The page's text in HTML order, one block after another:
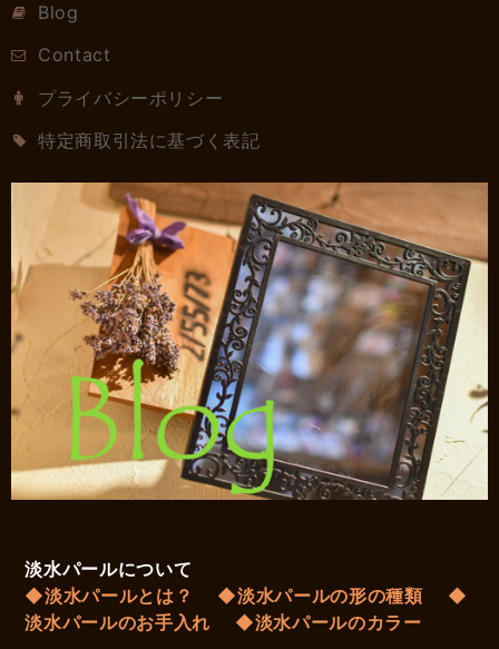
Blog
Contact
プライバシーポリシー
特定商取引法に基づく表記
淡水パールについて
◆淡水パールとは？
◆淡水パールの形の種類
◆
淡水パールのお手入れ
◆淡水パールのカラー